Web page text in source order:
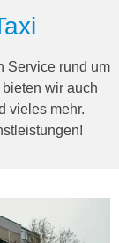
Service rund um
wir auch
vieles mehr.